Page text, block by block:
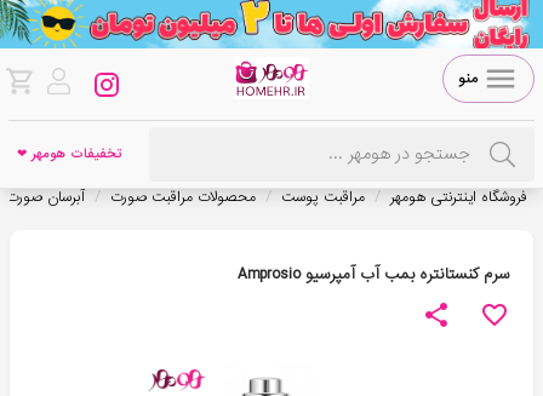
منو
تخفیفات هومهر ❤
فروشگاه اینترنتی هومهر / مراقبت پوست / محصولات مراقبت صورت / آبرسان صورت
سرم کنستانتره بمب آب آمپرسیو Amprosio